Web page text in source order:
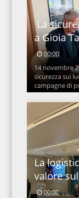
La
a Gioia
00:00
14 novembre
sicurezza sui
campagne di
La
valore
00:00